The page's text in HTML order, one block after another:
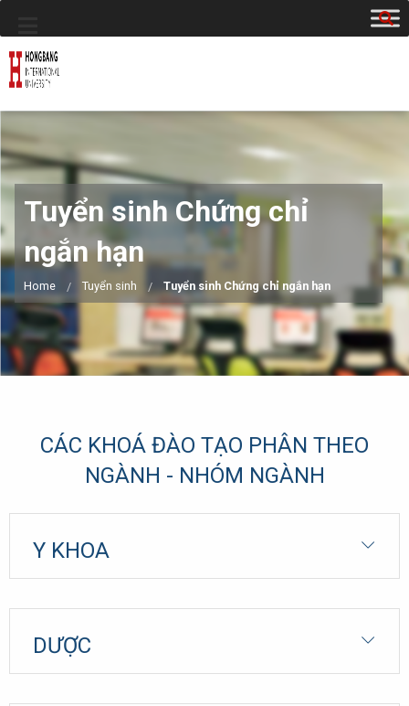
Tuyển sinh Chứng chỉ
ngắn hạn
Home Tuyển sinh Tuyển sinh Chứng chỉ ngắn hạn
CÁC KHOÁ ĐÀO TẠO PHÂN THEO
NGÀNH - NHÓM NGÀNH
Y KHOA
DƯỢC